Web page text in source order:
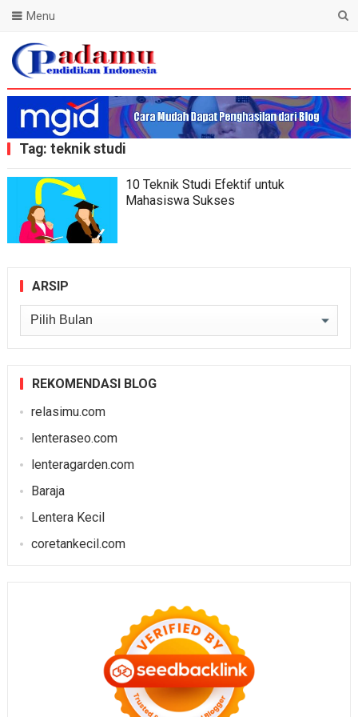
Blog Padamu
Menu
Tag: teknik studi
10 Teknik Studi Efektif untuk
Mahasiswa Sukses
ARSIP
Arsip
REKOMENDASI BLOG
relasimu.com
lenteraseo.com
lenteragarden.com
Baraja
Lentera Kecil
coretankecil.com